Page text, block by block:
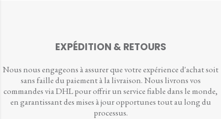
EXPÉDITION & RETOURS
Nous nous engageons à assurer que votre expérience d'achat soit
sans faille du paiement à la livraison. Nous livrons vos
commandes via DHL pour offrir un service fiable dans le monde,
en garantissant des mises à jour opportunes tout au long du
processus.